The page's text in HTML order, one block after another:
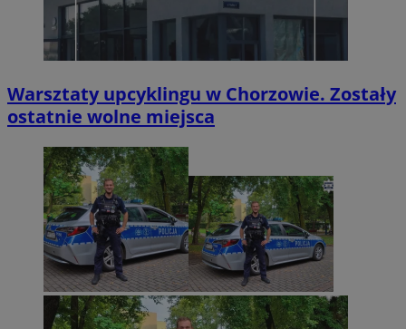
Warsztaty upcyklingu w Chorzowie. Zostały
ostatnie wolne miejsca